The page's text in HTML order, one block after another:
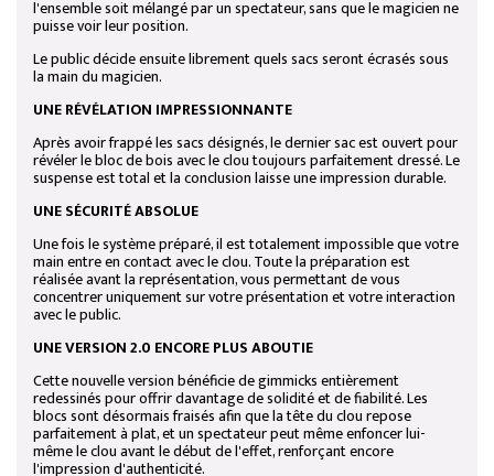
l'ensemble soit mélangé par un spectateur, sans que le magicien ne
puisse voir leur position.
Le public décide ensuite librement quels sacs seront écrasés sous
la main du magicien.
UNE RÉVÉLATION IMPRESSIONNANTE
Après avoir frappé les sacs désignés, le dernier sac est ouvert pour
révéler le bloc de bois avec le clou toujours parfaitement dressé. Le
suspense est total et la conclusion laisse une impression durable.
UNE SÉCURITÉ ABSOLUE
Une fois le système préparé, il est totalement impossible que votre
main entre en contact avec le clou. Toute la préparation est
réalisée avant la représentation, vous permettant de vous
concentrer uniquement sur votre présentation et votre interaction
avec le public.
UNE VERSION 2.0 ENCORE PLUS ABOUTIE
Cette nouvelle version bénéficie de gimmicks entièrement
redessinés pour offrir davantage de solidité et de fiabilité. Les
blocs sont désormais fraisés afin que la tête du clou repose
parfaitement à plat, et un spectateur peut même enfoncer lui-
même le clou avant le début de l'effet, renforçant encore
l'impression d'authenticité.